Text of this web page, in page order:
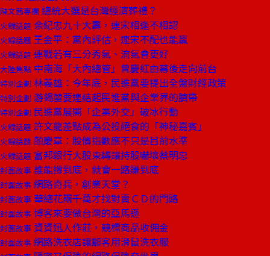
陳文茜專欄 總統大選是台灣經濟葬禮？
火線話題 余紀忠九十大壽，連宋相逢不相認
火線話題 王金平：黨內評估，連宋不配也能贏
火線話題 連戰若有三分秀氣、流氣會更好
大陸焦點 中南海「大內總管」曾慶紅由幕後走向前台
特別企劃 林義雄：今年底，民進黨要提出全盤財經政策
特別企劃 游錫堃要連結起民進黨與企業界的臍帶
特別企劃 民進黨展開「企業外交」破冰行動
火線話題 許文龍差點成為公投絕食的「神秘嘉賓」
火線話題 顏慶章：股價指數應不只是目前水準
火線話題 富邦銀行大股東轉讓持股嚇壞蔡明忠
封面故事 誰能撐到底，就會一路賺到底
封面故事 網路奇兵，創業天堂？
封面故事 華總花兩千萬才找對賣ＣＤ的門路
封面故事 博客來要做台灣的亞馬遜
封面故事 資資迅人作莊，競標商品收佣金
封面故事 網路洗衣店讓顧客用滑鼠洗衣服